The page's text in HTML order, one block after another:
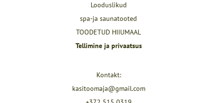
Looduslikud
spa-ja saunatooted
TOODETUD HIIUMAAL
Tellimine ja privaatsus
Kontakt:
kasitoomaja@gmail.com